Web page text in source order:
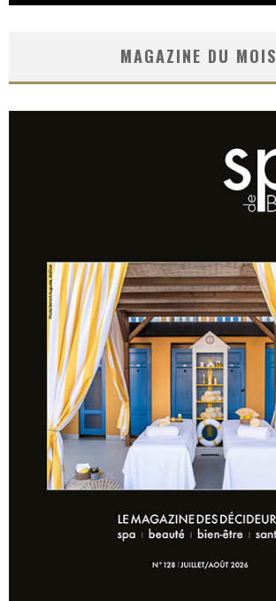
MAGAZINE DU MOIS